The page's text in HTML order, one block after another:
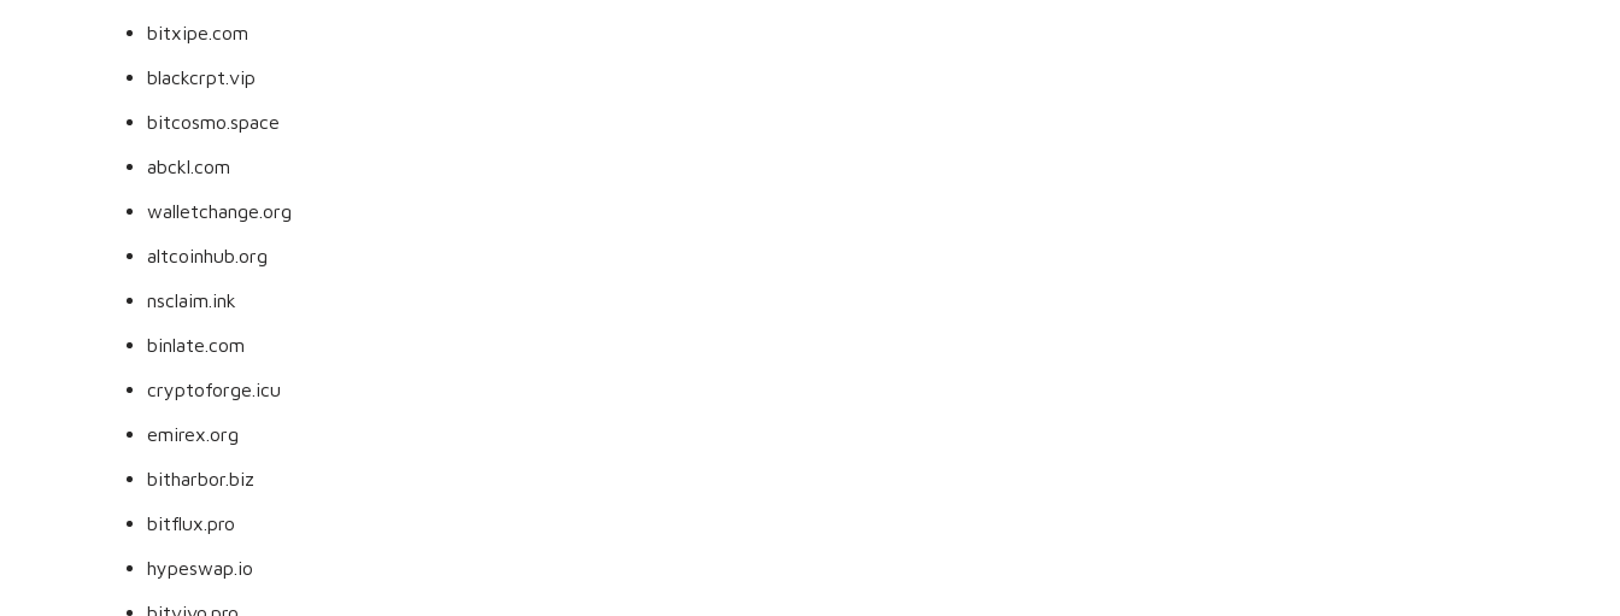
bitxipe.com
blackcrpt.vip
bitcosmo.space
abckl.com
walletchange.org
altcoinhub.org
nsclaim.ink
binlate.com
cryptoforge.icu
emirex.org
bitharbor.biz
bitflux.pro
hypeswap.io